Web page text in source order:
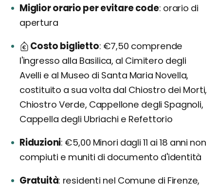
Miglior orario per evitare code orario di
apertura
Costo biglietto €7,50 comprende
l'ingresso alla Basilica, al Cimitero degli
Avelli e al Museo di Santa Maria Novella,
costituito a sua volta dal Chiostro dei Morti,
Chiostro Verde, Cappellone degli Spagnoli,
Cappella degli Ubriachi e Refettorio
Riduzioni €5,00 Minori dagli 11 ai 18 anni non
compiuti e muniti di documento d'identità
Gratuità residenti nel Comune di Firenze,